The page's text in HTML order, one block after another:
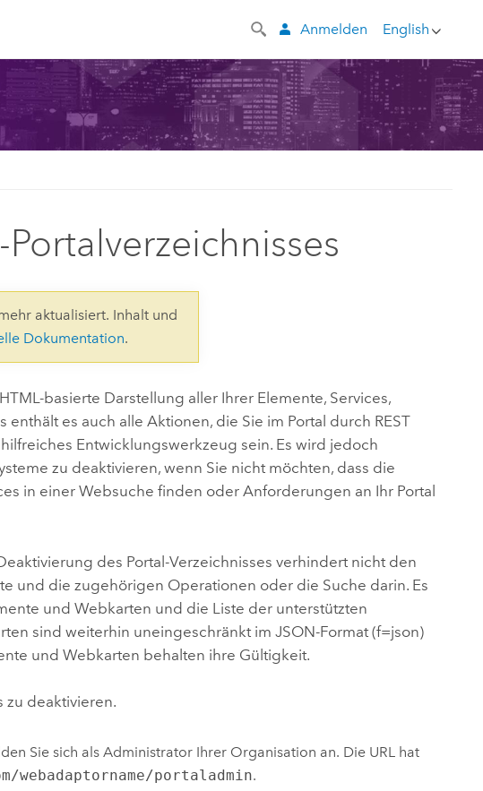
English
Anmelden
aktualisiert. Inhalt und
Dokumentation.
basierte Darstellung aller Ihrer Elemente, Services,
es auch alle Aktionen, die Sie im Portal durch REST
Entwicklungswerkzeug sein. Es wird jedoch
zu deaktivieren, wenn Sie nicht möchten, dass die
in einer Websuche finden oder Anforderungen an Ihr Portal
des Portal-Verzeichnisses verhindert nicht den
und die zugehörigen Operationen oder die Suche darin. Es
und Webkarten und die Liste der unterstützten
sind weiterhin uneingeschränkt im JSON-Format (f=json)
und Webkarten behalten ihre Gültigkeit.
zu deaktivieren.
Sie sich als Administrator Ihrer Organisation an. Die URL hat
webadaptorname/portaladmin.